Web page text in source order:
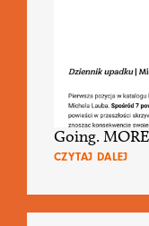
Going.
CZYTAJ DALEJ